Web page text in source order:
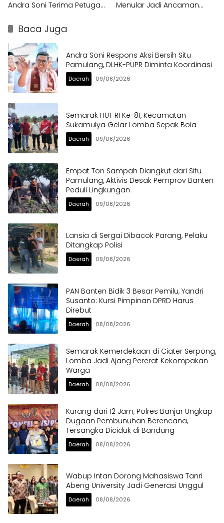
Andra Soni Terima Petugas
Menular Jadi Ancaman
Baca Juga
Andra Soni Respons Aksi Bersih Situ
Pamulang, DLHK-PUPR Diminta Koordinasi
Daerah 09/08/2026
Semarak HUT RI Ke-81, Kecamatan
Sukamulya Gelar Lomba Sepak Bola
Daerah 09/08/2026
Empat Ton Sampah Diangkut dari Situ
Pamulang, Aktivis Desak Pemprov Banten
Peduli Lingkungan
Daerah 09/08/2026
Lansia di Sergai Dibacok Parang, Pelaku
Ditangkap Polisi
Daerah 09/08/2026
PAN Banten Bidik 3 Besar Pemilu, Yandri
Susanto: Kursi Pimpinan DPRD Harus
Direbut
Daerah 08/08/2026
Semarak Kemerdekaan di Ciater Serpong,
Lomba Jadi Ajang Pererat Kekompakan
Warga
Daerah 08/08/2026
Kurang dari 12 Jam, Polres Banjar Ungkap
Dugaan Pembunuhan Berencana,
Tersangka Diciduk di Bandung
Daerah 08/08/2026
Wabup Intan Dorong Mahasiswa Tanri
Abeng University Jadi Generasi Unggul
Daerah 08/08/2026